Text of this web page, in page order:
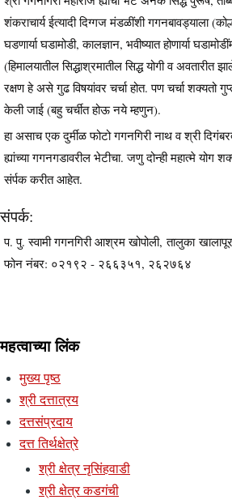
शंकराचार्य ईत्यादी दिग्गज मंडळींशी गगनबावड्याला
घडणार्या घडामोडी, कालज्ञान, भवीष्यात होणार्या
(हिमालयातील सिद्धाश्रमातील सिद्ध योगी व अवतारीत
रक्षण हे असे गुढ विषयांवर चर्चा होत. पण चर्चा शक्यतो
केली जाई (बहु चर्चीत होऊ नये म्हणुन).
हा असाच एक दुर्मीळ फोटो गगनगिरी नाथ व श्री
ह्यांच्या गगनगडावरील भेटीचा. जणु दोन्ही महात्मे योग
संर्पक करीत आहेत.
संपर्क:
प. पु. स्वामी गगनगिरी आश्रम खोपोली, तालुका
फोन नंबर: ०२१९२ - २६६३५१, २६२७६४
महत्वाच्या लिंक
मुख्य पृष्ठ
श्री दत्तात्रय
दत्तसंप्रदाय
दत्त तिर्थक्षेत्रे
श्री क्षेत्र नृसिंहवाडी
श्री क्षेत्र कडगंची